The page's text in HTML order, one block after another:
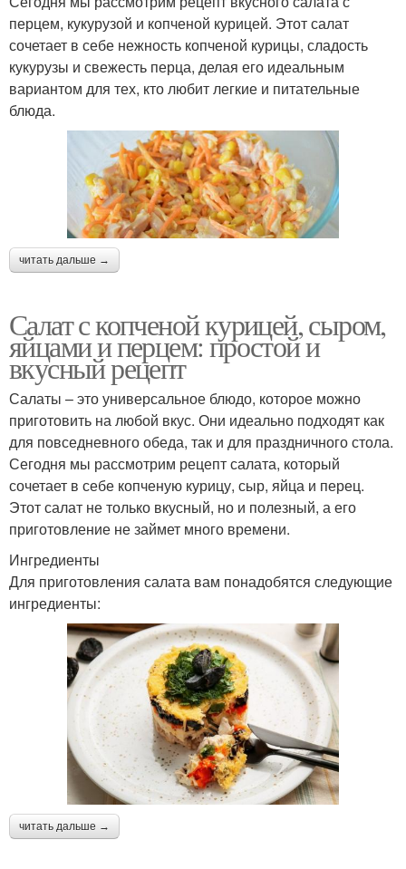
перцем, кукурузой и копченой курицей. Этот салат
сочетает в себе нежность копченой курицы, сладость
кукурузы и свежесть перца, делая его идеальным
вариантом для тех, кто любит легкие и питательные
блюда.
читать дальше →
Салат с копченой курицей, сыром,
яйцами и перцем: простой и
вкусный рецепт
Салаты – это универсальное блюдо, которое можно
приготовить на любой вкус. Они идеально подходят как
для повседневного обеда, так и для праздничного стола.
Сегодня мы рассмотрим рецепт салата, который
сочетает в себе копченую курицу, сыр, яйца и перец.
Этот салат не только вкусный, но и полезный, а его
приготовление не займет много времени.
Ингредиенты
Для приготовления салата вам понадобятся следующие
ингредиенты:
читать дальше →